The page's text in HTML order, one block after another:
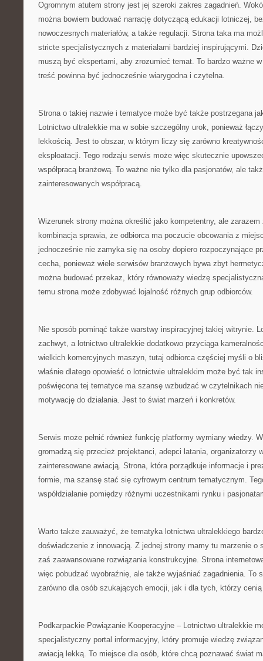
Ogromnym atutem strony jest jej szeroki zakres zagadnień.
można bowiem budować narrację dotyczącą edukacji lotniczej,
nowoczesnych materiałów, a także regulacji. Strona taka ma
stricte specjalistycznych z materiałami bardziej inspirującymi.
muszą być ekspertami, aby zrozumieć temat. To bardzo ważne
treść powinna być jednocześnie wiarygodna i czytelna.
Strona o takiej nazwie i tematyce może być także postrzegana
Lotnictwo ultralekkie ma w sobie szczególny urok, ponieważ
lekkością. Jest to obszar, w którym liczy się zarówno
eksploatacji. Tego rodzaju serwis może więc skutecznie
współpracą branżową. To ważne nie tylko dla pasjonatów, ale
zainteresowanych współpracą.
Wizerunek strony można określić jako kompetentny, ale zarazem
kombinacja sprawia, że odbiorca ma poczucie obcowania z
jednocześnie nie zamyka się na osoby dopiero rozpoczynające
cecha, ponieważ wiele serwisów branżowych bywa zbyt
można budować przekaz, który równoważy wiedzę
temu strona może zdobywać lojalność różnych grup odbiorców.
Nie sposób pominąć także warstwy inspiracyjnej takiej witrynie.
zachwyt, a lotnictwo ultralekkie dodatkowo przyciąga
wielkich komercyjnych maszyn, tutaj odbiorca częściej myśli o
właśnie dlatego opowieść o lotnictwie ultralekkim może być tak
poświęcona tej tematyce ma szansę wzbudzać w czytelnikach
motywację do działania. Jest to świat marzeń i konkretów.
Serwis może pełnić również funkcję platformy wymiany wiedzy.
gromadzą się przecież projektanci, adepci latania, organizatorzy
zainteresowane awiacją. Strona, która porządkuje informacje i
formie, ma szansę stać się cyfrowym centrum tematycznym.
współdziałanie pomiędzy różnymi uczestnikami rynku i
Warto także zauważyć, że tematyka lotnictwa ultralekkiego
doświadczenie z innowacją. Z jednej strony mamy tu marzenie o
zaś zaawansowane rozwiązania konstrukcyjne. Strona
więc pobudzać wyobraźnię, ale także wyjaśniać zagadnienia. To
zarówno dla osób szukających emocji, jak i dla tych, którzy
Podkarpackie Powiązanie Kooperacyjne – Lotnictwo ultralekkie
specjalistyczny portal informacyjny, który promuje wiedzę
awiacją lekką. To miejsce dla osób, które chcą poznawać świat